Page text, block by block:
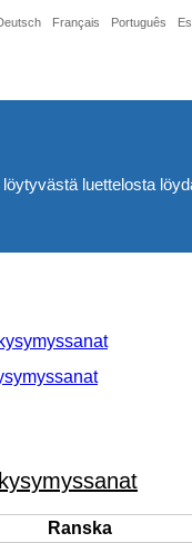
Français Português
luettelosta
Ranska